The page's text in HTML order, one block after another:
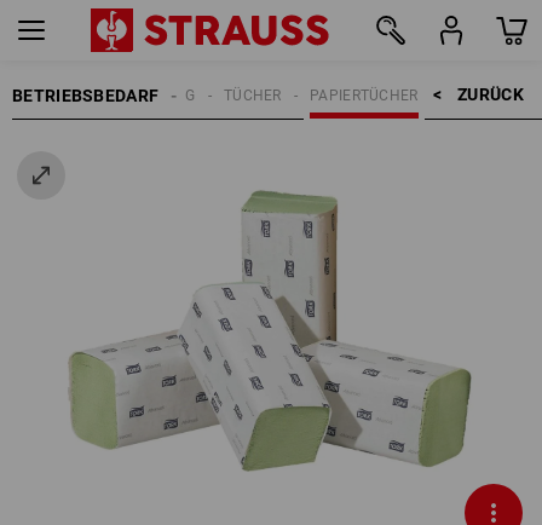
BETRIEBSBEDARF ZURÜCK    >
PAPIERTÜCHER
TÜCHER
REINIGUNG